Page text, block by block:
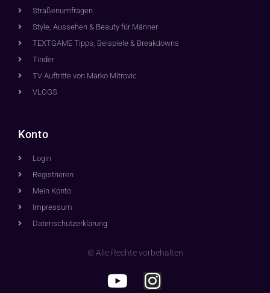
Straßenumfragen
Style, Aussehen & Beauty für Männer
TEXTGAME Tipps, Beispiele & Breakdowns
Tinder
TV Auftritte von Marko Mitrovic
VLOGS
Konto
Login
Registrieren
Mein Konto
Impressum
Datenschutzerklärung
© Alle Rechte vorbehalten